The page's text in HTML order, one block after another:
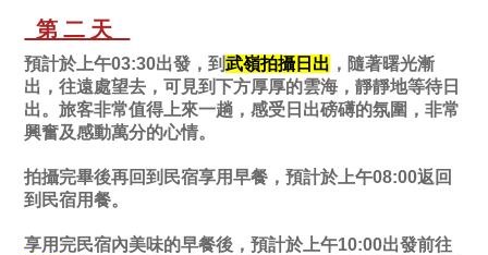
第二天
預計於上午03:30出發，到武嶺拍攝日出 ，隨著曙光漸
出，往遠處望去，可見到下方厚厚的雲海，靜靜地等待日
出。旅客非常值得上來一趟，感受日出磅礡的氛圍，非常
興奮及感動萬分的心情。
拍攝完畢後再回到民宿享用早餐，預計於上午08:00返回
到民宿用餐。
享用完民宿內美味的早餐後，預計於上午10:00出發前往